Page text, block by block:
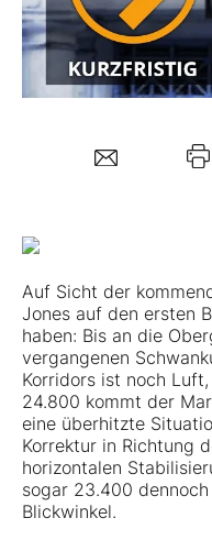
Mein B:O
Auf Sicht der
Jones auf den ersten
haben: Bis an die
vergangenen
Korridors ist noch
24.800 kommt der
eine überhitzte
Korrektur in Richtung
horizontalen
sogar 23.400
Blickwinkel.